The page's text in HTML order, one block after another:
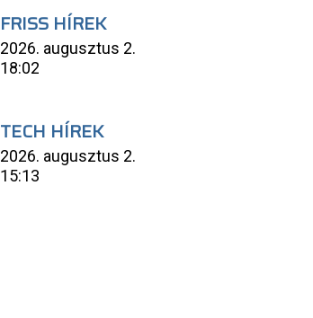
FRISS HÍREK
2026. augusztus 2.
18:02
TECH HÍREK
2026. augusztus 2.
15:13